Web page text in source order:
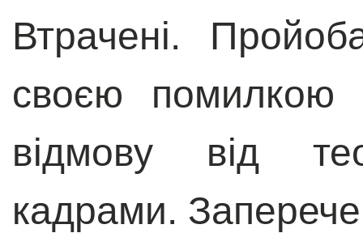
Втрачені.
своєю помилкою
відмову від
кадрами.